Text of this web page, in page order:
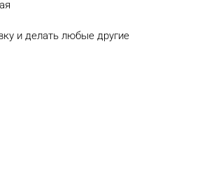
и делать любые другие